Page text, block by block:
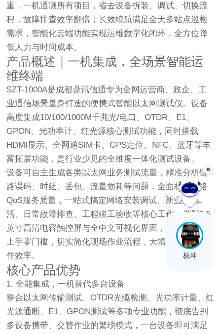
重，一机通测所有项目，省去设备拆装、调试、切换流
程，故障排查效率翻倍；长效续航满足全天多站点巡检
需求，智能化云端功能实现运维数字化闭环，全方位降
低人力与时间成本。
产品概述｜一机集成，全场景智能运
维终端
SZT-1000A是成都鼎讯信通专为全网运营商、政企、工
业通信场景量身打造的便携式智能以太网测试仪。设备
高度集成10/100/1000M千兆光/电口、OTDR、E1、
GPON、光功率计、红光源核心测试功能，同时搭载
HDMI显示、全网通SIM卡、GPS定位、NFC、蓝牙等丰
富拓展功能，是行业少见的全维度一体化测试设备。
设备可自主生成各类以太网业务测试流量，精准分析链
路误码、时延、丢包、流量损耗等问题，全面核验网络
QoS服务质量，一站式搞定网络安装调试、新业务激
活、日常故障排查、工程竣工验收等核心工作。搭配5.5
英寸高清电容触控屏与全中文可视化界面，操作简单、
上手零门槛，切实简化现场作业流程，大幅提升运维工
作效率。
核心产品优势
1. 全能集成，一机替代多台设备
整合以太网传输测试、OTDR光缆检测、光功率计量、红
光源通断、E1、GPON测试等多项专业功能，彻底告别
多设备携带、交替作业的繁琐模式，一台设备即可满足
在线客服
杨坤